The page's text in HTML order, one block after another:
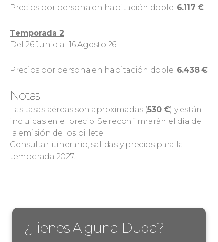
Precios por persona en habitación doble: 6.117 €
Temporada 2
Del 26 Junio al 16 Agosto 26
Precios por persona en habitación doble: 6.438 €
Notas
Las tasas aéreas son aproximadas (530 €) y están
incluidas en el precio. Se reconfirmarán el día de
la emisión de los billete.
Consultar itinerario, salidas y precios para la
temporada 2027.
¿Tienes Alguna Duda?